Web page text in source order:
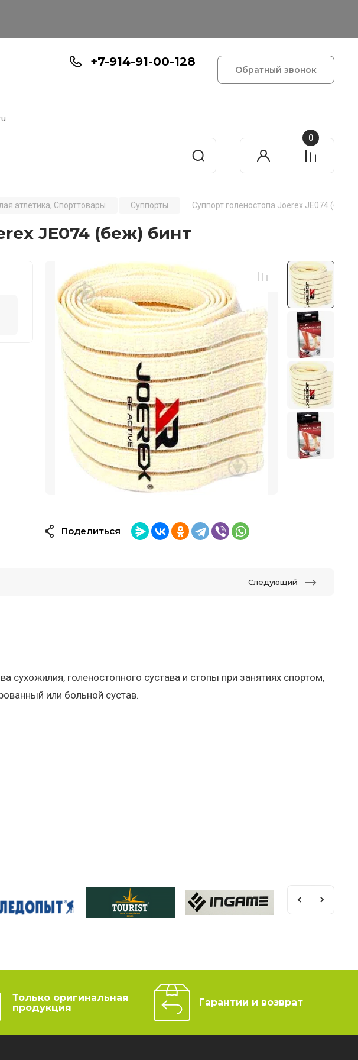
+7-914-91-00-128
Обратный звонок
0
атлетика, Спорттовары Суппорты Суппорт голеностопа Joerex JE074 (беж)
JE074 (беж) бинт
Поделиться
Следующий
сухожилия, голеностопного сустава и стопы при занятиях спортом,
или больной сустав.
Только оригинальная
продукция
Гарантии и возврат